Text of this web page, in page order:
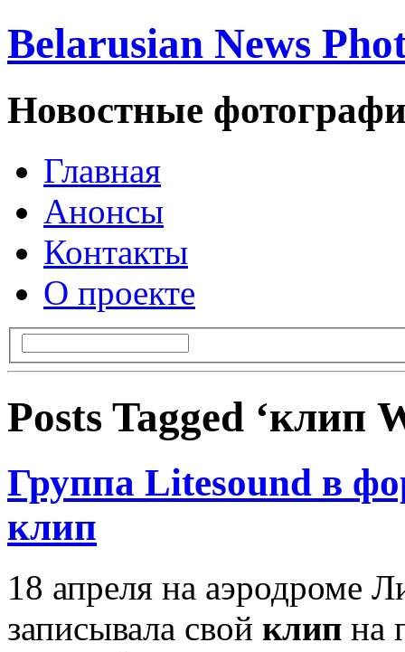
Belarusian News
Новостные
Главная
Анонсы
Контакты
О проекте
Posts Tagged ‘клип
Группа Litesound в
клип
18 апреля на аэродроме
записывала свой клип на